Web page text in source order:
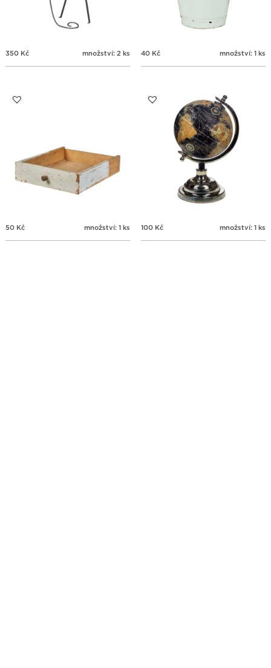
350 Kč množství: 2 ks 40 Kč množství: 1 ks
50 Kč množství: 1 ks 100 Kč množství: 1 ks